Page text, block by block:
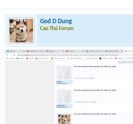
God D Dung
Cao Thủ Forum